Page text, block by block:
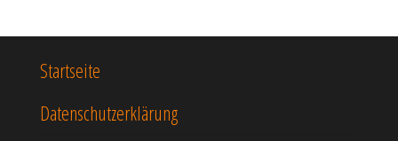
Startseite
Datenschutzerklärung